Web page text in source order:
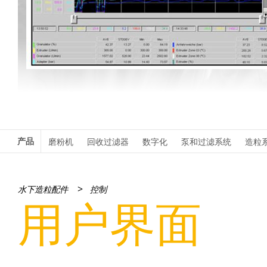
产品 磨粉机 回收过滤器 数字化 泵和过滤系统 造粒
水下造粒配件> 控制
用户界面